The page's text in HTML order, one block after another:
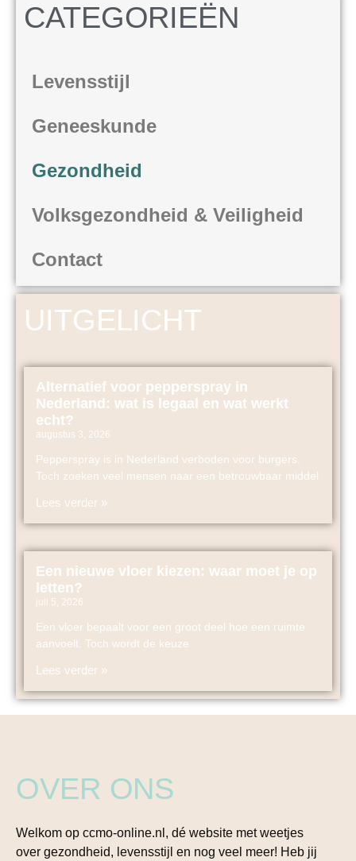
CATEGORIEËN
Levensstijl
Geneeskunde
Gezondheid
Volksgezondheid & Veiligheid
Contact
UITGELICHT
Alternatief voor pepperspray in
Nederland: wat is legaal en wat werkt
echt?
augustus 3, 2026
Pepperspray is in Nederland verboden voor burgers.
Toch zoeken veel mensen naar een betrouwbaar middel
Lees verder »
Een nieuwe vloer kiezen: waar moet je op
letten?
juli 5, 2026
Een vloer bepaalt voor een groot deel hoe een ruimte
aanvoelt. Toch wordt de keuze
Lees verder »
OVER ONS
Welkom op ccmo-online.nl, dé website met weetjes
over gezondheid, levensstijl en nog veel meer! Heb jij